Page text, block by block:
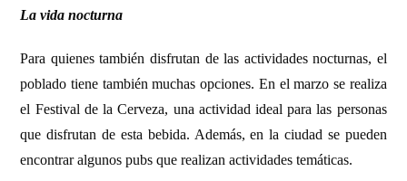
La vida nocturna
Para quienes también disfrutan de las actividades nocturnas, el
poblado tiene también muchas opciones. En el marzo se realiza
el Festival de la Cerveza, una actividad ideal para las personas
que disfrutan de esta bebida. Además, en la ciudad se pueden
encontrar algunos pubs que realizan actividades temáticas.